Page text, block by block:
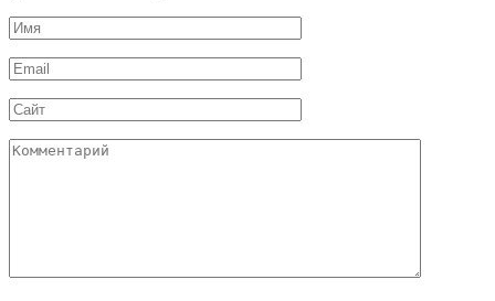
Имя
*
Email
*
Сайт
Комментарий